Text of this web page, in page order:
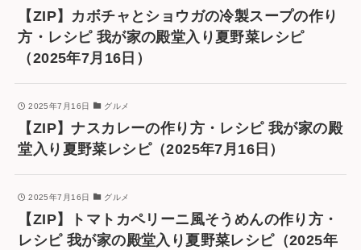
【ZIP】カボチャとショウガの冷製スープの作り
方・レシピ 我が家の殿堂入り夏野菜レシピ
（2025年7月16日）
2025年7月16日 グルメ
【ZIP】ナスカレーの作り方・レシピ 我が家の殿
堂入り夏野菜レシピ（2025年7月16日）
2025年7月16日 グルメ
【ZIP】トマトカペリーニ風そうめんの作り方・
レシピ 我が家の殿堂入り夏野菜レシピ（2025年